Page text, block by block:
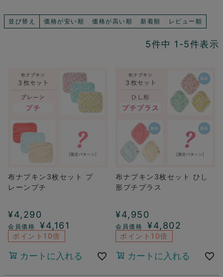
並び替え 価格が安い順 価格が高い順 新着順 レビュー順
5件中 1 -5件表示
布ナプキン3枚セット プ
レーンプチ
¥4,290
¥4,161
ポイント10倍
カートに入れる
布ナプキン3枚セット ひし
形プチプラス
¥4,950
¥4,802
ポイント10倍
カートに入れる